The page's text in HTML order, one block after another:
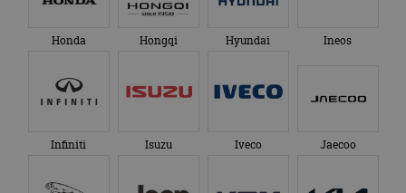
Honda Hongqi Hyundai Ineos
Infiniti Isuzu Iveco Jaecoo